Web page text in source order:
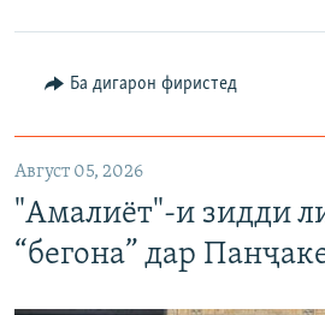
Ба дигарон фиристед
Август 05, 2026
"Амалиёт"-и зидди
“бегона” дар